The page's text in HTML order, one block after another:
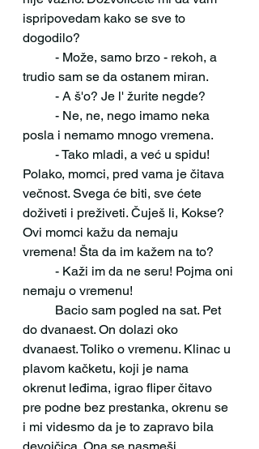
ispripovedam kako se sve to
dogodilo?
trudio sam se da ostanem miran.
- A š'o? Je l' žurite negde?
posla i nemamo mnogo vremena.
Polako, momci, pred vama je čitava
večnost. Svega će biti, sve ćete
doživeti i preživeti. Čuješ li, Kokse?
Ovi momci kažu da nemaju
vremena! Šta da im kažem na to?
nemaju o vremenu!
do dvanaest. On dolazi oko
dvanaest. Toliko o vremenu. Klinac u
plavom kačketu, koji je nama
okrenut leđima, igrao fliper čitavo
pre podne bez prestanka, okrenu se
i mi videsmo da je to zapravo bila